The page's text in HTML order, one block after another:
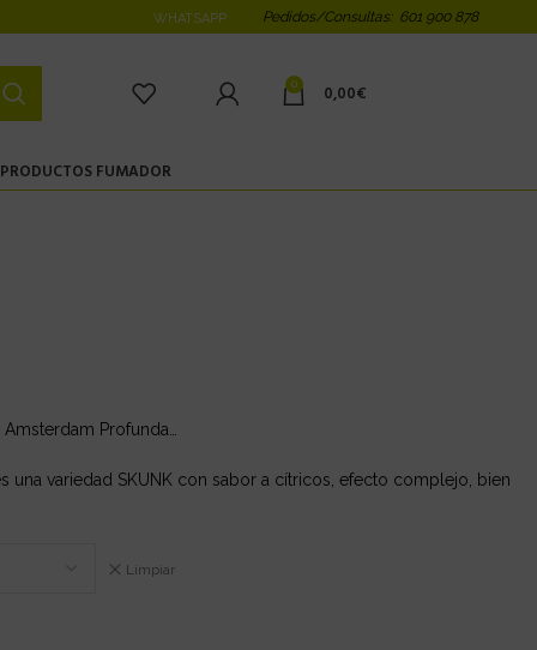
WHATSAPP Pedidos/Consultas: 601 900 878
0 0,00€
PRODUCTOS FUMADOR
Profunda…
una variedad SKUNK con sabor a cítricos, efecto complejo, bien
Limpiar